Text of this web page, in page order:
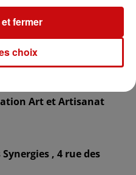
Art et Artisanat
Synergies , 4 rue des
choix
fermer